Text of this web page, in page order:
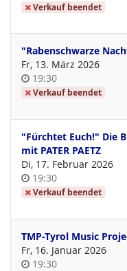
Verkauf beendet
"Rabenschwarze
Fr, 13. März 2026
Uhrzeit
19:30
Verkauf beendet
"Fürchtet Euch!" Die
mit PATER PAETZ
Di, 17. Februar 2026
Uhrzeit
19:30
Verkauf beendet
TMP-Tyrol Music
Fr, 16. Januar 2026
Uhrzeit
19:30